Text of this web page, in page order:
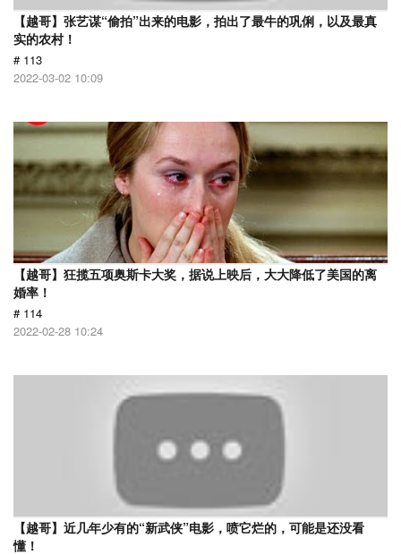
【越哥】张艺谋“偷拍”出来的电影，拍出了最牛的巩俐，以及最真
实的农村！
# 113
2022-03-02 10:09
【越哥】狂揽五项奥斯卡大奖，据说上映后，大大降低了美国的离
婚率！
# 114
2022-02-28 10:24
【越哥】近几年少有的“新武侠”电影，喷它烂的，可能是还没看
懂！